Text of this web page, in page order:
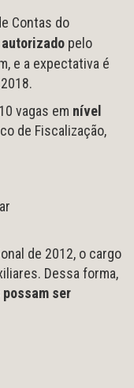
Contas do
autorizado pelo
e a expectativa é
vagas em nível
de Fiscalização,
de 2012, o cargo
Dessa forma,
ser